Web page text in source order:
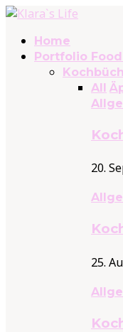
Home
Portfolio
All
20.
25.